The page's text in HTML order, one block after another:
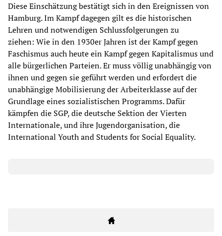
Diese Einschätzung bestätigt sich in den Ereignissen von
Hamburg. Im Kampf dagegen gilt es die historischen
Lehren und notwendigen Schlussfolgerungen zu
ziehen: Wie in den 1930er Jahren ist der Kampf gegen
Faschismus auch heute ein Kampf gegen Kapitalismus und
alle bürgerlichen Parteien. Er muss völlig unabhängig von
ihnen und gegen sie geführt werden und erfordert die
unabhängige Mobilisierung der Arbeiterklasse auf der
Grundlage eines sozialistischen Programms. Dafür
kämpfen die SGP, die deutsche Sektion der Vierten
Internationale, und ihre Jugendorganisation, die
International Youth and Students for Social Equality.